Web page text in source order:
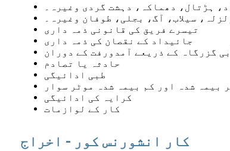
ہڑتال، دھماکہ، دہشت گردی وغیرہ۔
سیلاب، آگ، بجلی، طوفان وغیرہ۔
تیسرے فریق کی قانونی ذمہ داری
جائیداد کے نقصان کی ذمہ داری
گزرگاہ کے ذریعے آمدورفت کے دوران
حادثہ یا تصادم
طبی ادائیگی
بیمہ شدہ اور کم بیمہ شدہ موٹر سوار
کرایہ کی ادائیگی
کار کے لوازمات
کار انشورنس کور - اخراج